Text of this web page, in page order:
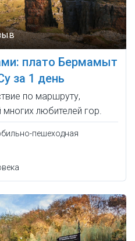
плато Бермамыт
за 1 день
по маршруту,
любителей гор.
пешеходная